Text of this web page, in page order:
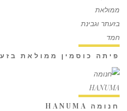
פיתה כוסמין ממולאת
חנומה HANUMA